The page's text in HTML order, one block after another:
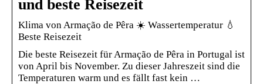
und beste Reisezeit
Klima von Armação de Pêra ☀️ Wassertemperatur 💧
Beste Reisezeit
Die beste Reisezeit für Armação de Pêra in Portugal ist
von April bis November. Zu dieser Jahreszeit sind die
Temperaturen warm und es fällt fast kein …